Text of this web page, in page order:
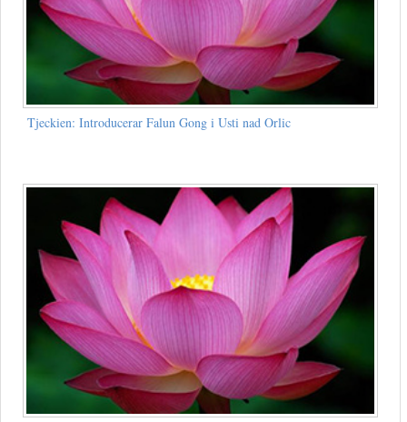
Tjeckien: Introducerar Falun Gong i Usti nad Orlic